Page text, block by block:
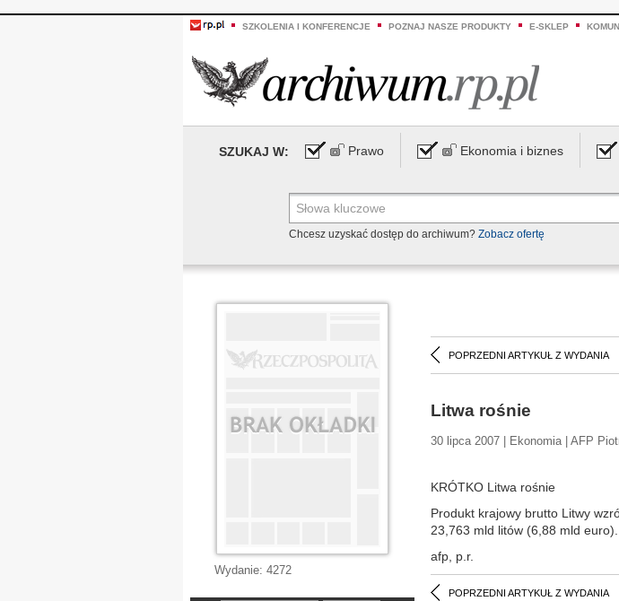
SZKOLENIA I KONFERENCJE POZNAJ NASZE PRODUKTY E-SKLEP
SZUKAJ W: Prawo Ekonomia i biznes
Chcesz uzyskać dostęp do archiwum? Zobacz ofertę
POPRZEDNI ARTYKUŁ Z WYDANIA
Litwa rośnie
30 lipca 2007 | Ekonomia | AFP
KRÓTKO Litwa rośnie
Produkt krajowy brutto Litwy
23,763 mld litów (6,88 mld
afp, p.r.
POPRZEDNI ARTYKUŁ Z WYDANIA
Wydanie: 4272